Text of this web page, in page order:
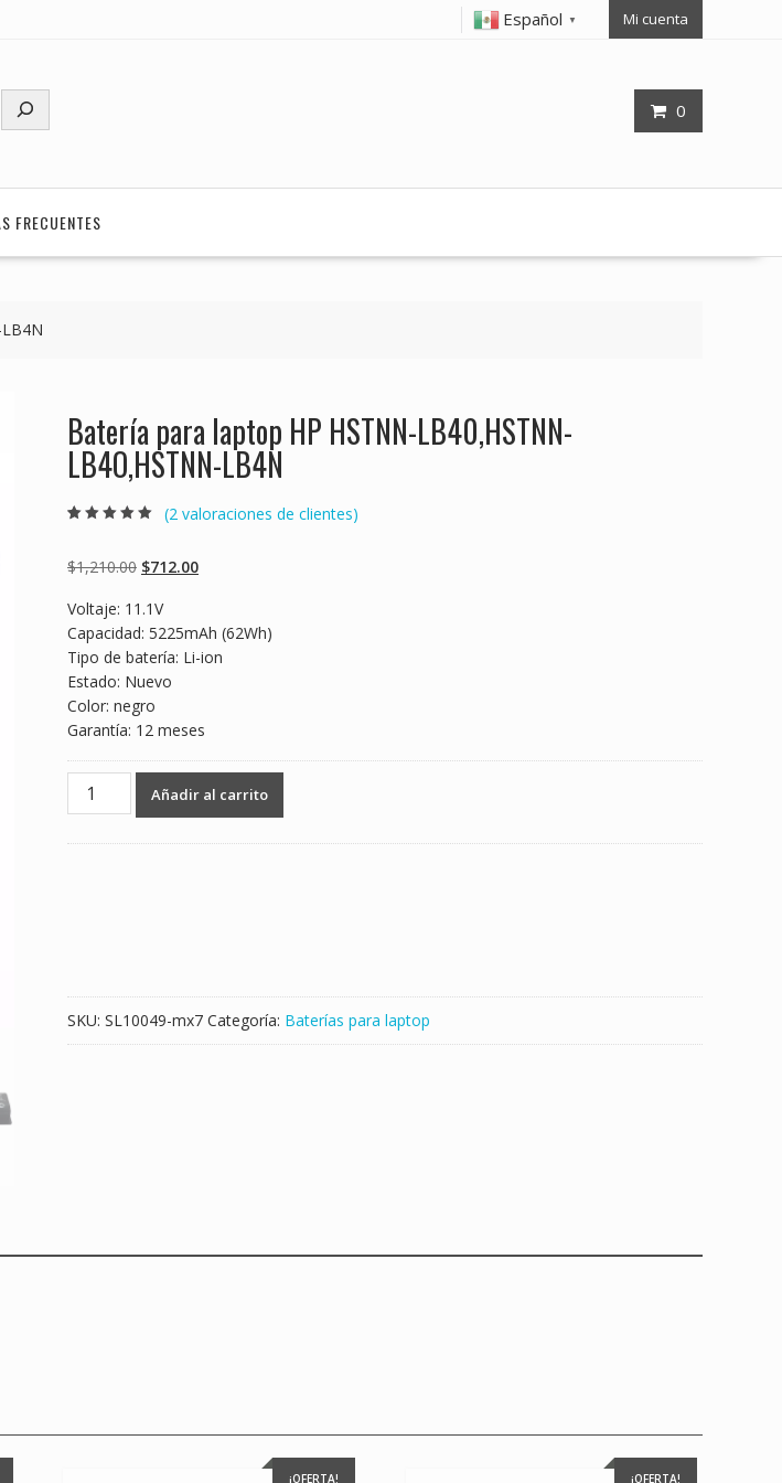
Español ▼ Mi cuenta
0
FRECUENTES
Batería para laptop HP HSTNN-LB40,HSTNN-
LB4O,HSTNN-LB4N
basado en
puntuaciones
(2 valoraciones de clientes)
$1,210.00 Original
was:
$1,210.00.
$712.00Current
$712.00.
Voltaje: 11.1V
Capacidad: 5225mAh (62Wh)
Tipo de batería: Li-ion
Estado: Nuevo
Color: negro
Garantía: 12 meses
Batería
para
Añadir al carrito
SKU: SL10049-mx7 Categoría: Baterías para laptop
¡OFERTA! ¡OFERTA!